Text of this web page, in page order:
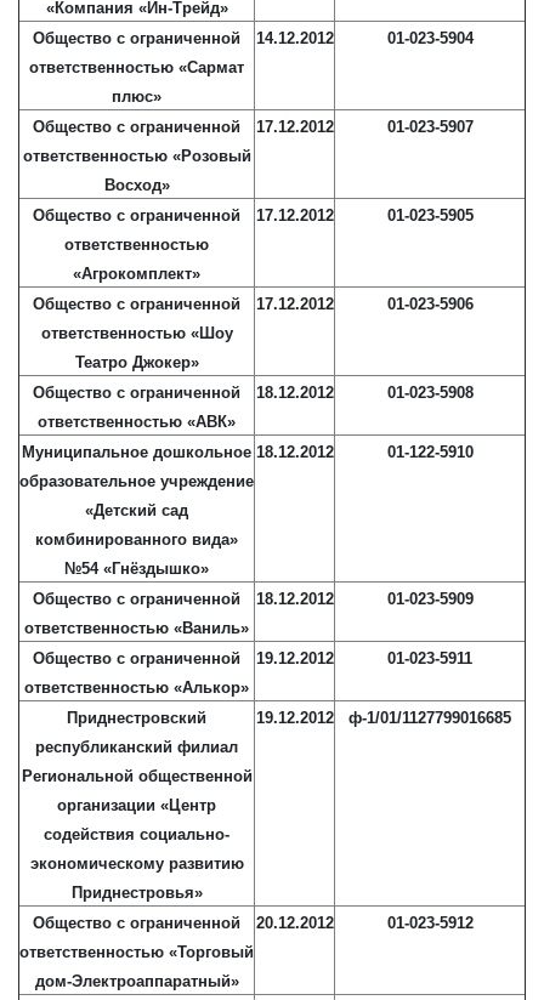
«Компания «Ин-Трейд»
Общество с ограниченной
ответственностью «Сармат
плюс»
14.12.2012 01-023-5904
Общество с ограниченной
ответственностью «Розовый
Восход»
17.12.2012 01-023-5907
Общество с ограниченной
ответственностью
«Агрокомплект»
17.12.2012 01-023-5905
Общество с ограниченной
ответственностью «Шоу
Театро Джокер»
17.12.2012 01-023-5906
Общество с ограниченной
ответственностью «АВК»
18.12.2012 01-023-5908
Муниципальное дошкольное
образовательное учреждение
«Детский сад
комбинированного вида»
№54 «Гнёздышко»
18.12.2012 01-122-5910
Общество с ограниченной
ответственностью «Ваниль»
18.12.2012 01-023-5909
Общество с ограниченной
ответственностью «Алькор»
19.12.2012 01-023-5911
Приднестровский
республиканский филиал
Региональной общественной
организации «Центр
содействия социально-
экономическому развитию
Приднестровья»
19.12.2012 ф-1/01/1127799016685
Общество с ограниченной
ответственностью «Торговый
дом-Электроаппаратный»
20.12.2012 01-023-5912